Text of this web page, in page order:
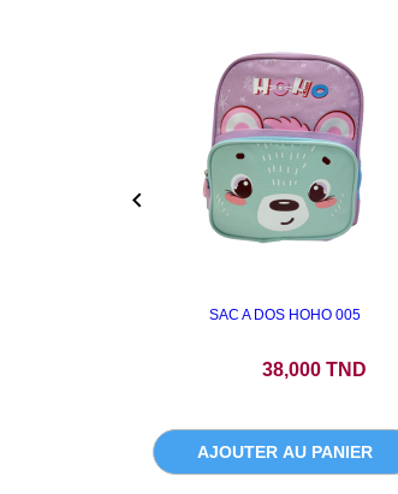
SAC A DOS HOHO 005
38,000 TND
AJOUTER AU PANIER
